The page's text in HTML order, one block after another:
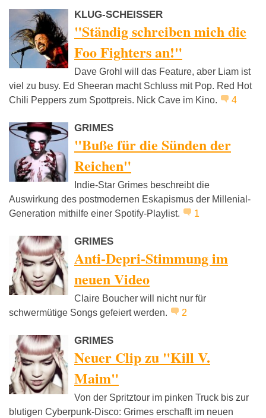
KLUG-SCHEISSER
"Ständig schreiben mich die
Foo Fighters an!"
Dave Grohl will das Feature, aber Liam ist
viel zu busy. Ed Sheeran macht Schluss mit Pop. Red Hot
Chili Peppers zum Spottpreis. Nick Cave im Kino.
4
GRIMES
"Buße für die Sünden der
Reichen"
Indie-Star Grimes beschreibt die
Auswirkung des postmodernen Eskapismus der Millenial-
Generation mithilfe einer Spotify-Playlist.
1
GRIMES
Anti-Depri-Stimmung im
neuen Video
Claire Boucher will nicht nur für
schwermütige Songs gefeiert werden.
2
GRIMES
Neuer Clip zu "Kill V.
Maim"
Von der Spritztour im pinken Truck bis zur
blutigen Cyberpunk-Disco: Grimes erschafft im neuen